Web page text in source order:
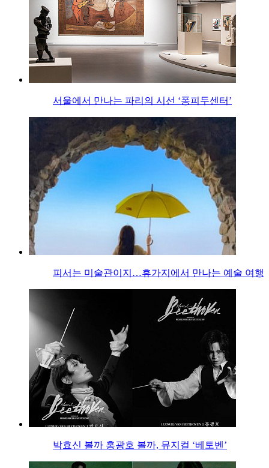
서울에서 만나는 파리의 시선 ‘퐁피두센터’
피서는 미술관이지…휴가지에서 만나는 예술 여행
박효신 볼까 홍광호 볼까, 뮤지컬 ‘베토벤’